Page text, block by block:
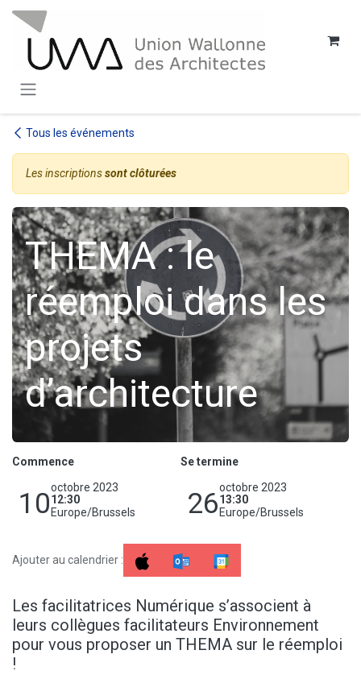
Tous les événements
Les inscriptionssont clôturées
THEMA : le
réemploi dans les
projets
d’architecture
Commence
10octobre 2023
12:30
Europe/Brussels
Se termine
26octobre 2023
13:30
Europe/Brussels
Ajouter au calendrier :
Les facilitatrices Numérique s’associent à
leurs collègues facilitateurs Environnement
pour vous proposer un THEMA sur le réemploi
!